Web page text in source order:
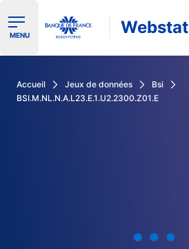
Ouvrir le menu de navigation
MENU Webstat
Accueil Jeux de données
Bsi
BSI.M.NL.N.A.L23.E.1.U2.2300.Z01.E